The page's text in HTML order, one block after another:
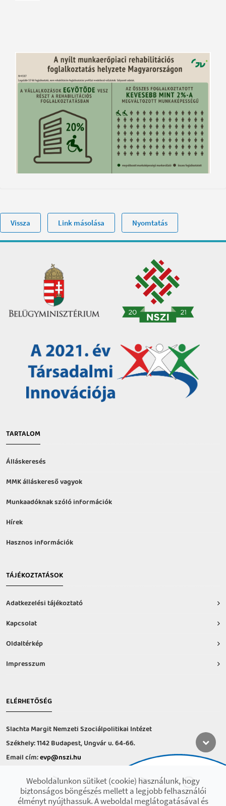
Vissza Link másolása Nyomtatás
TARTALOM
Álláskeresés
MMK álláskereső vagyok
Munkaadóknak szóló információk
Hírek
Hasznos információk
TÁJÉKOZTATÁSOK
Adatkezelési tájékoztató
Kapcsolat
Oldaltérkép
Impresszum
ELÉRHETŐSÉG
Slachta Margit Nemzeti Szociálpolitikai Intézet
Székhely: 1142 Budapest, Ungvár u. 64-66.
Email cím:evp@nszi.hu
hétfő-csütörtök: 8:00-16:00
péntek: 8:00-14.00
Weboldalunkon sütiket (cookie) használunk, hogy
biztonságos böngészés mellett a legjobb felhasználói
élményt nyújthassuk. A weboldal meglátogatásával és